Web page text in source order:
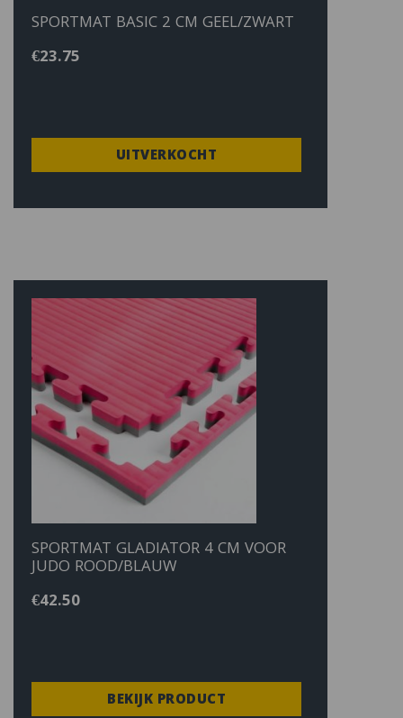
SPORTMAT BASIC 2 CM GEEL/ZWART
€23.75
UITVERKOCHT
SPORTMAT GLADIATOR 4 CM VOOR
JUDO ROOD/BLAUW
€42.50
BEKIJK PRODUCT